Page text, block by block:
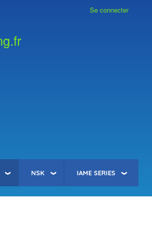
Se connecter
NSK IAME SERIES